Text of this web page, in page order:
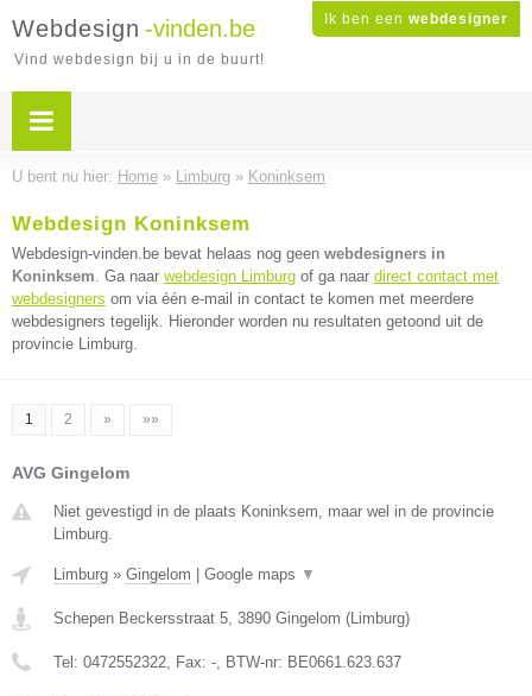
Ik ben een webdesigner
Webdesign -vinden.be
Vind webdesign bij u in de buurt!
U bent nu hier: Home » Limburg » Koninksem
Webdesign Koninksem
Webdesign-vinden.be bevat helaas nog geen webdesigners in
Koninksem. Ga naar webdesign Limburg of ga naar direct contact met
webdesigners om via één e-mail in contact te komen met meerdere
webdesigners tegelijk. Hieronder worden nu resultaten getoond uit de
provincie Limburg.
1 2 » »»
AVG Gingelom
Niet gevestigd in de plaats Koninksem, maar wel in de provincie
Limburg.
Limburg » Gingelom Google maps ▼
Schepen Beckersstraat 5, 3890 Gingelom (Limburg)
Tel: 0472552322, Fax: -, BTW-nr: BE0661.623.637